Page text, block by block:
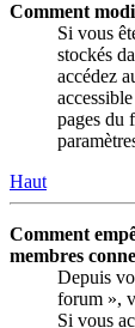
Comment
Si vous
stockés
accédez
pages du
Haut
Comment
membres
Depuis
forum »,
Si vous